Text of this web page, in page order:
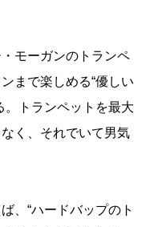
モーガンのトランペ
まで楽しめる“優しい
。トランペットを最大
く、それでいて男気
、“ハードバップのト